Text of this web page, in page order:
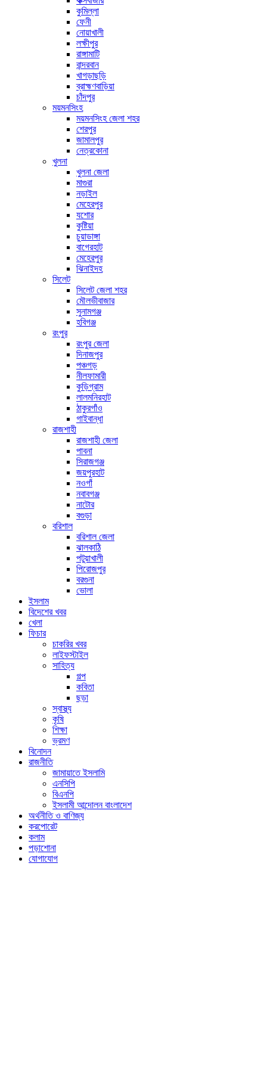
কুমিল্লা
ফেনী
নোয়াখালী
লক্ষীপুর
রাঙ্গামাটি
বান্দরবান
খাগড়াছড়ি
ব্রাহ্মণবাড়িয়া
চাঁদপুর
ময়মনসিংহ
ময়মনসিংহ জেলা শহর
শেরপুর
জামালপুর
নেত্রকোনা
খুলনা
খুলনা জেলা
মাগুরা
নড়াইল
মেহেরপুর
যশোর
কুষ্টিয়া
চুয়াডাঙ্গা
বাগেরহাট
মেহেরপুর
ঝিনাইদহ
সিলেট
সিলেট জেলা শহর
মৌলভীবাজার
সুনামগঞ্জ
হবিগঞ্জ
রংপুর
রংপুর জেলা
দিনাজপুর
পঞ্চগড়
নীলফামারী
কুড়িগ্রাম
লালমনিরহাট
ঠাকুরগাঁও
গাইবান্ধা
রাজশাহী
রাজশাহী জেলা
পাবনা
সিরাজগঞ্জ
জয়পুরহাট
নওগাঁ
নবাবগঞ্জ
নাটোর
বগুড়া
বরিশাল
বরিশাল জেলা
ঝালকাঠি
পটুয়াখালী
পিরোজপুর
বরগুনা
ভোলা
ইসলাম
বিদেশের খবর
খেলা
ফিচার
চাকরির খবর
লাইফস্টাইল
সাহিত্য
গল্প
কবিতা
ছড়া
স্বাস্থ্য
কৃষি
শিক্ষা
ভ্রমণ
বিনোদন
রাজনীতি
জামায়াতে ইসলামি
এনসিপি
বিএনপি
ইসলামী আন্দোলন বাংলাদেশ
অর্থনীতি ও বাণিজ্য
করপোরেট
কলাম
পড়াশোনা
যোগাযোগ